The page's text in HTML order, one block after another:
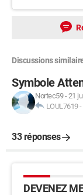
Discussions
Symbole
Nortec59-21
LOUL7619-
33 réponses
DEVENEZ